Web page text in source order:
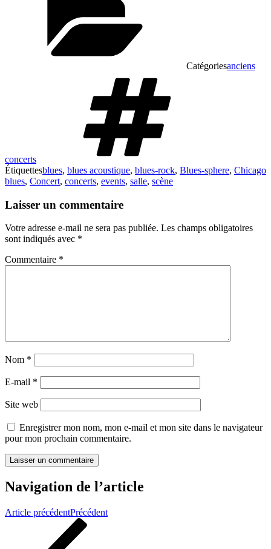
Catégoriesanciens
concerts
Étiquettesblues, blues acoustique, blues-rock, Blues-sphere, Chicago
blues, Concert, concerts, events, salle, scène
Laisser un commentaire
Votre adresse e-mail ne sera pas publiée. Les champs obligatoires
sont indiqués avec *
Commentaire *
Nom *
E-mail *
Site web
Enregistrer mon nom, mon e-mail et mon site dans le navigateur
pour mon prochain commentaire.
Navigation de l’article
Article précédentPrécédent